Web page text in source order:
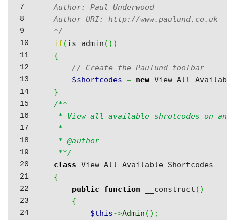
7
8
9
10
11
12
13
14
15
16
17
18
19
20
21
22
23
24
Author: Paul Underwood
Author URI: http://www.paulund.co.uk
*/
if (is_admin ( ) )
{
// Create the Paulund toolbar
$shortcodes = new
}
/**
* View all available shrotcodes on an
*
* @author
**/
class
{
public
function __construct ( )
{
$this->Admin ( ) ;